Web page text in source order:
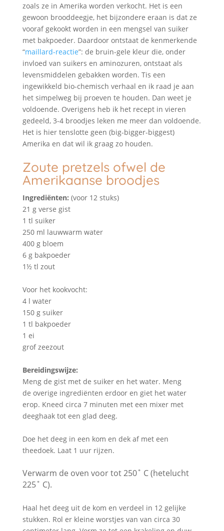
zoals ze in Amerika worden verkocht. Het is een
gewoon brooddeegje, het bijzondere eraan is dat ze
vooraf gekookt worden in een mengsel van suiker
met bakpoeder. Daardoor ontstaat de kenmerkende
“maillard-reactie”: de bruin-gele kleur die, onder
invloed van suikers en aminozuren, ontstaat als
levensmiddelen gebakken worden. Tis een
ingewikkeld bio-chemisch verhaal en ik raad je aan
het simpelweg bij proeven te houden. Dan weet je
voldoende. Overigens heb ik het recept in vieren
gedeeld, 3-4 broodjes leken me meer dan voldoende.
Het is hier tenslotte geen (big-bigger-biggest)
Amerika en dat wil ik graag zo houden.
Zoute pretzels ofwel de
Amerikaanse broodjes
Ingrediënten: (voor 12 stuks)
21 g verse gist
1 tl suiker
250 ml lauwwarm water
400 g bloem
6 g bakpoeder
1½ tl zout
Voor het kookvocht:
4 l water
150 g suiker
1 tl bakpoeder
1 ei
grof zeezout
Bereidingswijze:
Meng de gist met de suiker en het water. Meng
de overige ingrediënten erdoor en giet het water
erop. Kneed circa 7 minuten met een mixer met
deeghaak tot een glad deeg.
Doe het deeg in een kom en dek af met een
theedoek. Laat 1 uur rijzen.
Verwarm de oven voor tot 250˚ C (hetelucht
225˚ C).
Haal het deeg uit de kom en verdeel in 12 gelijke
stukken. Rol er kleine worstjes van van circa 30